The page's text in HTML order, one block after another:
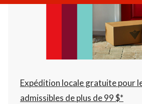
à
22:00
cliquer
pour
changer
Expédition locale gratuite pour
admissibles de plus de 99 $*